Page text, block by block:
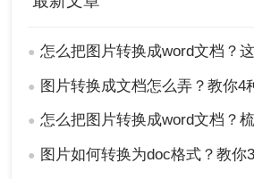
● 怎么把图片转换成word文档？这三个方
● 图片转换成文档怎么弄？教你4
● 怎么把图片转换成word文档？梳理3
● 图片如何转换为doc格式？教你3